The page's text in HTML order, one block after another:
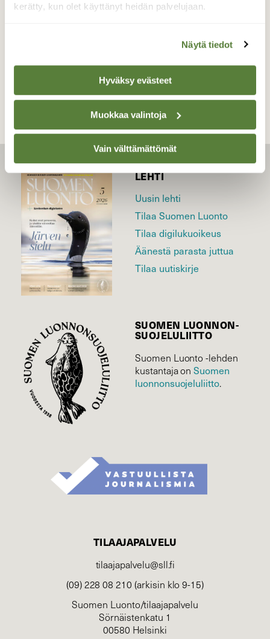
kerätty, kun olet käyttänyt heidän palvelujaan.
Näytä tiedot
Hyväksy evästeet
Muokkaa valintoja
Vain välttämättömät
Valokuvaaja: Reijo Juurinen, Helsinki Huhtikuu
TAKAISIN LISTAAN
LEHTI
Uusin lehti
Tilaa Suomen Luonto
Tilaa digilukuoikeus
Äänestä parasta juttua
Tilaa uutiskirje
SUOMEN LUONNON­
SUOJELU­LIITTO
Suomen Luonto -lehden
kustantaja onSuomen
luonnonsuojelu­liitto.
TILAAJAPALVELU
tilaajapalvelu@sll.fi
(09) 228 08 210 (arkisin klo 9-15)
Suomen Luonto/tilaajapalvelu
Sörnäistenkatu 1
00580 Helsinki